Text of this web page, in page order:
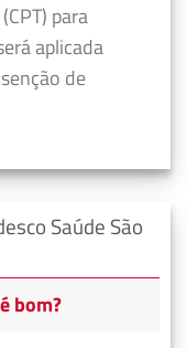
para
aplicada
de
Saúde São
bom?